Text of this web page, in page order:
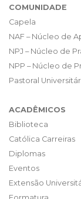
COMUNIDADE
Capela
NAF – Núcleo de
NPJ – Núcleo de
NPP – Núcleo de
Pastoral
ACADÊMICOS
Biblioteca
Católica Carreiras
Diplomas
Eventos
Extensão